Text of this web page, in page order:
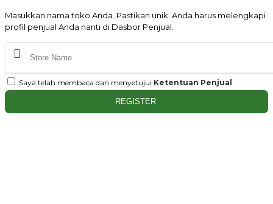
Masukkan nama toko Anda. Pastikan unik. Anda harus melengkapi
profil penjual Anda nanti di Dasbor Penjual.
Saya telah membaca dan menyetujui Ketentuan Penjual
REGISTER